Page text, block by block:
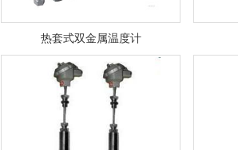
热套式双金属温度计